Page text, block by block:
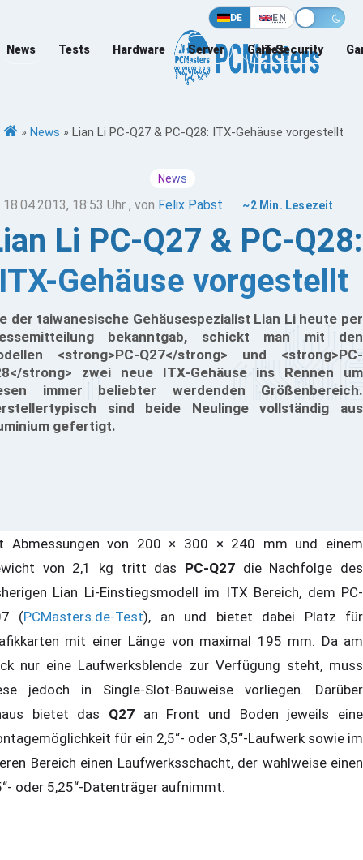
DE EN
News Tests Hardware Server Games
IT-Security
» News » Lian Li PC-Q27 & PC-Q28: ITX-Gehäuse vorgestellt
News
18.04.2013, 18:53 Uhr , von Felix Pabst ~2 Min. Lesezeit
Li PC-Q27 & PC-Q28:
Gehäuse vorgestellt
der taiwanesische Gehäusespezialist Lian Li heute per
bekanntgab, schickt man mit den
<strong>PC-Q27</strong> und <strong>PC-
strong> zwei neue ITX-Gehäuse ins Rennen um
immer beliebter werdenden Größenbereich.
sind beide Neulinge vollständig aus
gefertigt.
Abmessungen von 200 × 300 × 240 mm und einem
von 2,1 kg tritt das PC-Q27 die Nachfolge des
Lian Li-Einstiegsmodell im ITX Bereich, dem PC-
(PCMasters.de-Test), an und bietet dabei Platz für
mit einer Länge von maximal 195 mm. Da am
nur eine Laufwerksblende zur Verfügung steht, muss
jedoch in Single-Slot-Bauweise vorliegen. Darüber
bietet das Q27 an Front und Boden jeweils eine
für ein 2,5“- oder 3,5“-Laufwerk sowie im
Bereich einen Laufwerksschacht, der wahlweise einen
oder 5,25“-Datenträger aufnimmt.